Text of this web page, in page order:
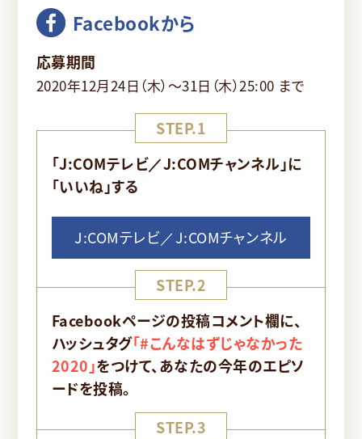
Facebookから
応募期間
2020年12月24日（木）～31日（木）25:00 まで
STEP.1
「J:COMテレビ／J:COMチャンネル」に
「いいね」する
J:COMテレビ／J:COMチャンネル
STEP.2
Facebookページの投稿コメント欄に、
ハッシュタグ「#こんなはずじゃなかった
2020」をつけて、あなたの今年のエピソ
ードを投稿。
STEP.3